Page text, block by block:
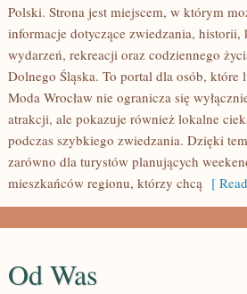
Polski. Strona jest miejscem, w którym
informacje dotyczące zwiedzania,
wydarzeń, rekreacji oraz codziennego
Dolnego Śląska. To portal dla osób, które
Moda Wrocław nie ogranicza się
atrakcji, ale pokazuje również lokalne
podczas szybkiego zwiedzania. Dzięki
zarówno dla turystów planujących
mieszkańców regionu, którzy chcą [
Od Was